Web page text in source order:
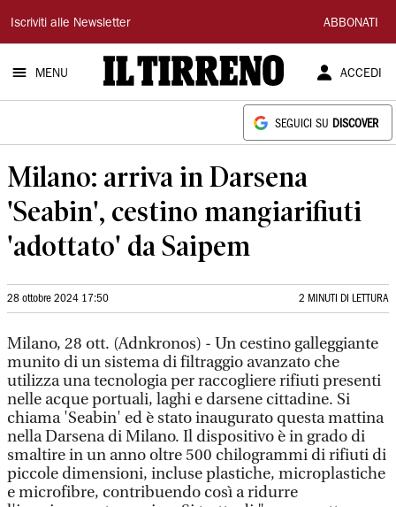
Il
Tirreno
Iscriviti alle Newsletter ABBONATI
MENU ACCEDI
SEGUICI SU DISCOVER
Milano: arriva in Darsena
'Seabin', cestino mangiarifiuti
'adottato' da Saipem
28 ottobre 2024 17:50 2 MINUTI DI LETTURA
Milano, 28 ott. (Adnkronos) - Un cestino galleggiante
munito di un sistema di filtraggio avanzato che
utilizza una tecnologia per raccogliere rifiuti presenti
nelle acque portuali, laghi e darsene cittadine. Si
chiama 'Seabin' ed è stato inaugurato questa mattina
nella Darsena di Milano. Il dispositivo è in grado di
smaltire in un anno oltre 500 chilogrammi di rifiuti di
piccole dimensioni, incluse plastiche, microplastiche
e microfibre, contribuendo così a ridurre